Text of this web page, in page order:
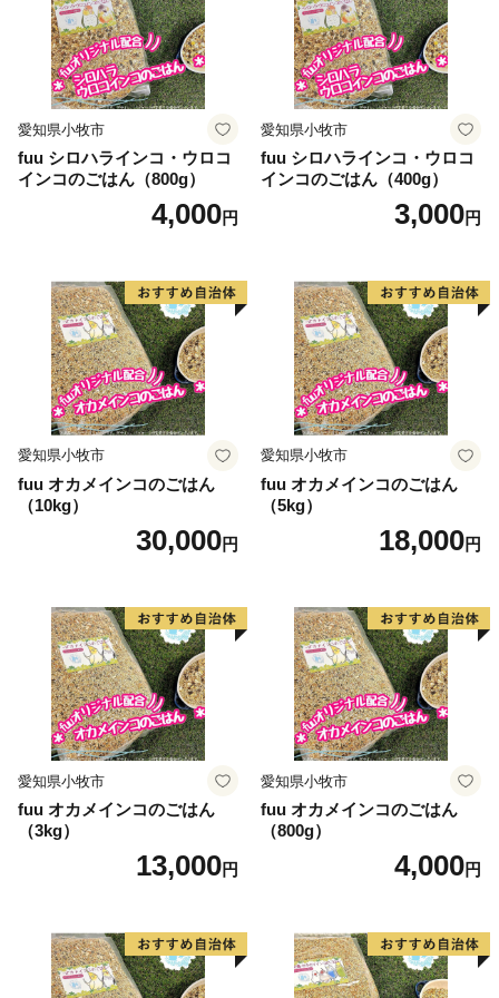
愛知県小牧市
fuu シロハラインコ・ウロコ
インコのごはん（800g）
4,000円
愛知県小牧市
fuu シロハラインコ・ウロコ
インコのごはん（400g）
3,000円
愛知県小牧市
fuu オカメインコのごはん
（10kg）
30,000円
愛知県小牧市
fuu オカメインコのごはん
（5kg）
18,000円
愛知県小牧市
fuu オカメインコのごはん
（3kg）
13,000円
愛知県小牧市
fuu オカメインコのごはん
（800g）
4,000円